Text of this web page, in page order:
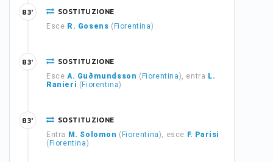
SOSTITUZIONE
Esce R. Gosens ( Fiorentina)
83'
SOSTITUZIONE
Esce A. Guðmundsson ( Fiorentina), entra L.
Ranieri ( Fiorentina)
83'
SOSTITUZIONE
Entra M. Solomon ( Fiorentina), esce F. Parisi
( Fiorentina)
83'